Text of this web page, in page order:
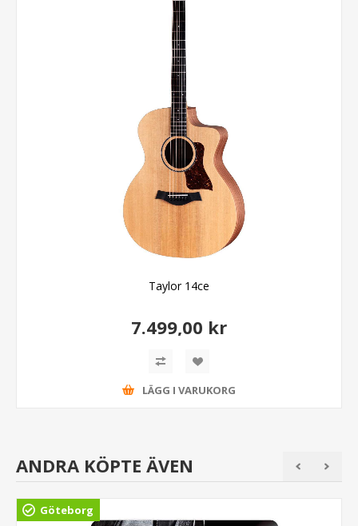
Taylor 14ce
7.499,00 kr
LÄGG I VARUKORG
ANDRA KÖPTE ÄVEN
Göteborg